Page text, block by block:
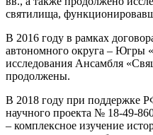
святилища,
В 2016 году в рамках
автономного округа – Югры
исследования Ансамбля
продолжены.
В 2018 году при поддержке
научного проекта № 18-49-
– комплексное изучение